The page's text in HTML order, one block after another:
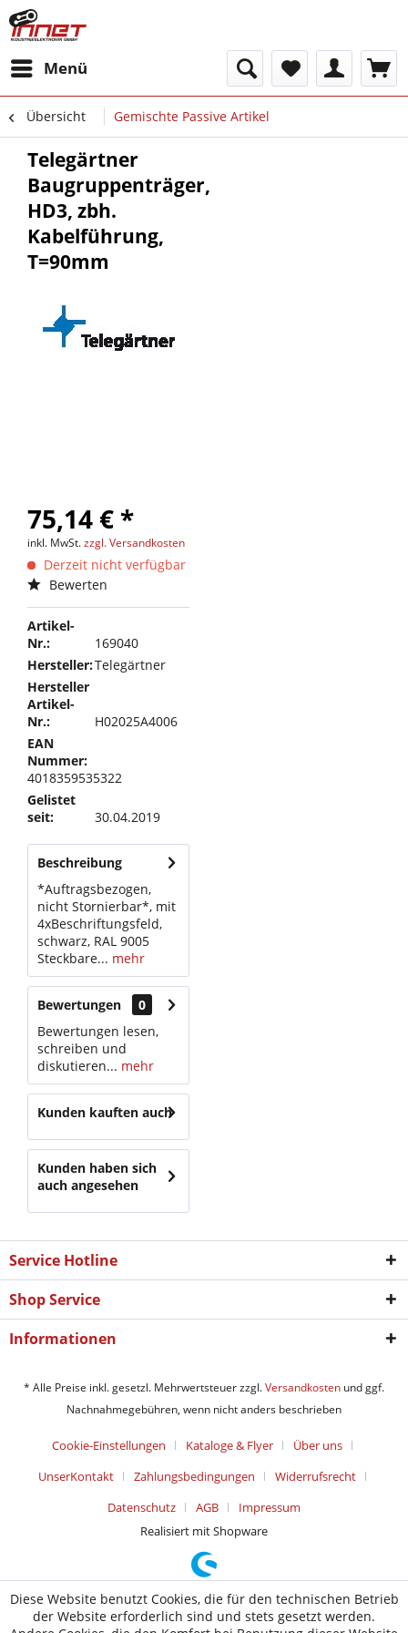
Menü
Übersicht Gemischte Passive Artikel
Telegärtner
Baugruppenträger,
HD3, zbh.
Kabelführung,
T=90mm
75,14 € *
inkl. MwSt.zzgl. Versandkosten
Derzeit nicht verfügbar
Bewerten
Artikel-
Nr.:
169040
Hersteller:Telegärtner
Hersteller
Artikel-
Nr.:
H02025A4006
EAN
Nummer:
4018359535322
Gelistet
seit:
30.04.2019
Beschreibung
*Auftragsbezogen,
nicht Stornierbar*, mit
4xBeschriftungsfeld,
schwarz, RAL 9005
Steckbare... mehr
Bewertungen
0
Bewertungen lesen,
schreiben und
diskutieren... mehr
Kunden kauften auch
Kunden haben sich
auch angesehen
Service Hotline
Shop Service
Informationen
* Alle Preise inkl. gesetzl. Mehrwertsteuer zzgl.Versandkosten und ggf.
Nachnahmegebühren, wenn nicht anders beschrieben
Cookie-Einstellungen Kataloge & Flyer
Über uns
UnserKontakt
Zahlungsbedingungen
Widerrufsrecht
Datenschutz
AGB
Impressum
Realisiert mit Shopware
Diese Website benutzt Cookies, die für den technischen Betrieb
der Website erforderlich sind und stets gesetzt werden.